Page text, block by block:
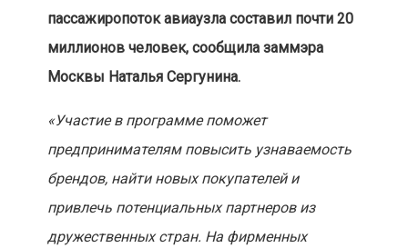
пассажиропоток авиаузла составил почти 20
миллионов человек, сообщила заммэра
Москвы Наталья Сергунина.
«Участие в программе поможет
предпринимателям повысить узнаваемость
брендов, найти новых покупателей и
привлечь потенциальных партнеров из
дружественных стран. На фирменных